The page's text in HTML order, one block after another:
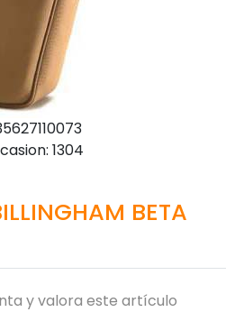
1304
BETA
y valora este artículo